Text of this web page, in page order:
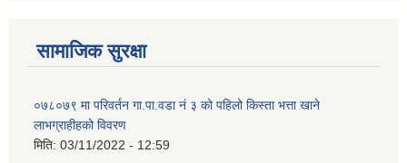
सामाजिक सुरक्षा
०७८०७९ मा परिवर्तन गा.पा.वडा नं ३ को पहिलो किस्ता भत्ता खाने
लाभग्राहीहको विवरण
मिति: 03/11/2022 - 12:59